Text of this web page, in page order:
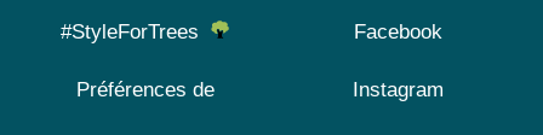
#StyleForTrees
Préférences de
Facebook
Instagram